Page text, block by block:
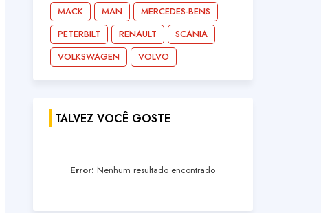
MACK
MAN
MERCEDES-BENS
PETERBILT
RENAULT
SCANIA
VOLKSWAGEN
VOLVO
TALVEZ VOCÊ GOSTE
Error: Nenhum resultado encontrado